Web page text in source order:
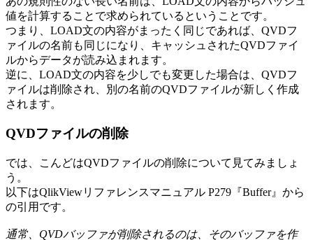
値を計算することで求められているということです。
つまり、LOAD文の内容がまったく同じであれば、QVDフ
ァイルの名前も同じになり、キャッシュされたQVDファイ
ルからデータが読み込まれます。
逆に、LOAD文の内容を少しでも変更した場合は、QVDフ
ァイルは削除され、別の名前のQVDファイルが新しく作成
されます。
QVDファイルの削除
では、こんどはQVDファイルの削除について見てみましょ
う。
以下はQlikViewリファレンスマニュアル P279『Buffer』から
の引用です。
通常、QVDバッファが削除されるのは、そのバッファを作